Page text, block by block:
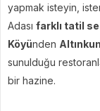
yapmak isteyin,
Adası farklı tatil
Köyünden
sunulduğu
bir hazine.